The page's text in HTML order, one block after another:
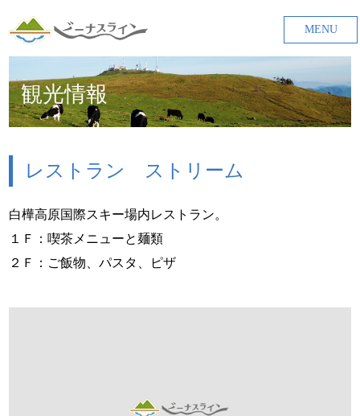
MENU
観光情報
レストラン ストリーム
白樺高原国際スキー場内レストラン。
１Ｆ：喫茶メニューと麺類
２Ｆ：ご飯物、パスタ、ピザ